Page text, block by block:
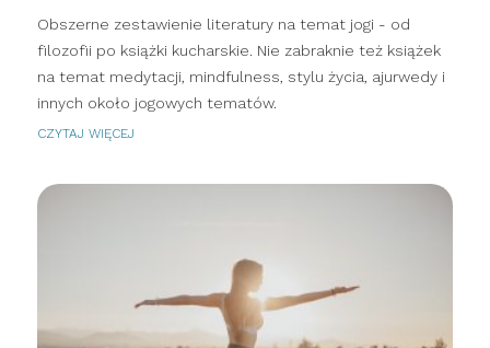
Obszerne zestawienie literatury na temat jogi - od
filozofii po książki kucharskie. Nie zabraknie też książek
na temat medytacji, mindfulness, stylu życia, ajurwedy i
innych około jogowych tematów.
CZYTAJ WIĘCEJ